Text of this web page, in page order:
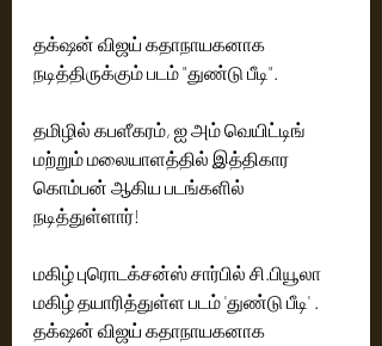
தக்‌ஷன் விஜய் கதாநாயகனாக
நடித்திருக்கும் படம் "துண்டு பீடி".
தமிழில் கபளீகரம், ஐ அம் வெயிட்டிங்
மற்றும் மலையாளத்தில் இத்திகார
கொம்பன் ஆகிய படங்களில்
நடித்துள்ளார்!
மகிழ் புரொடக்சன்ஸ் சார்பில் சி.பியூலா
மகிழ் தயாரித்துள்ள படம் 'துண்டு பீடி' .
தக்‌ஷன் விஜய் கதாநாயகனாக